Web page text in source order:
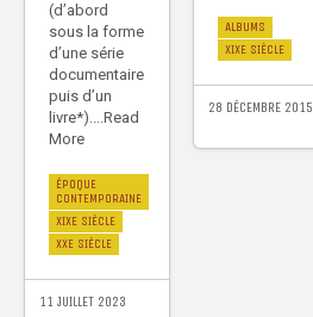
(d’abord
sous la forme
d’une série
documentaire
puis d’un
livre*)....Read
More
ÉPOQUE
CONTEMPORAINE
XIXE SIÈCLE
XXE SIÈCLE
11 JUILLET 2023
ALBUMS
XIXE SIÈCLE
28 DÉCEMBRE 2015